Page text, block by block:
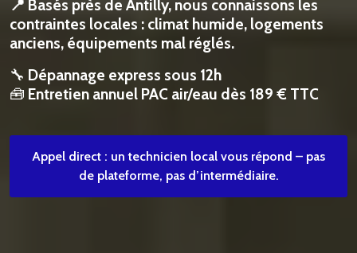
📍 Basés près de Antilly, nous connaissons les
contraintes locales : climat humide, logements
anciens, équipements mal réglés.
🔧 Dépannage express sous 12h
🧰 Entretien annuel PAC air/eau dès 189 € TTC
Appel direct : un technicien local vous répond – pas
de plateforme, pas d’intermédiaire.